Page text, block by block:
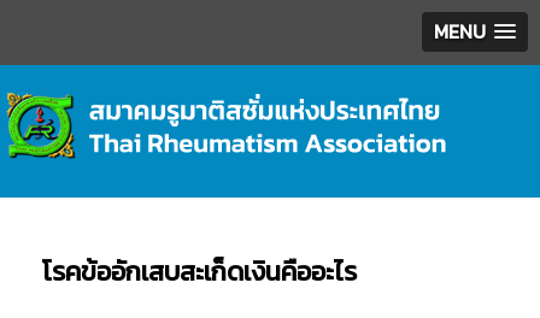
MENU
โรคข้ออักเสบสะเก็ดเงินคืออะไร